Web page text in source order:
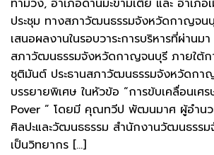
ท่าม่วง, อำเภอด่านมะขามเตี้ย และ อำเภ
ประชุม ทางสภาวัฒนธรรมจังหวัดกาญจน
เสนอผลงานในรอบวาระการบริหารที่ผ่าน
สภาวัฒนธรรมจังหวัดกาญจนบุรี ภายใต้ก
ชุติมันต์ ประธานสภาวัฒนธรรมจังหวัดกา
บรรยายพิเศษ ในหัวข้อ “การข้บเคลื่อนเ
Pover ” โดยมี คุณทวีป พัฒนมาศ ผู้อำนว
ศิลปะและวัฒนธธรรม สำนักงานวัฒนธรร
เป็นวิทยากร […]